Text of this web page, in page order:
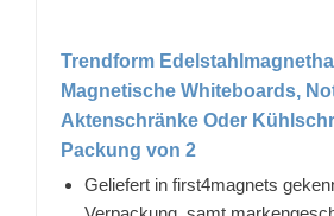
Trendform
Magnetische Whiteboards,
Aktenschränke Oder
Packung von 2
Geliefert in first4magnets